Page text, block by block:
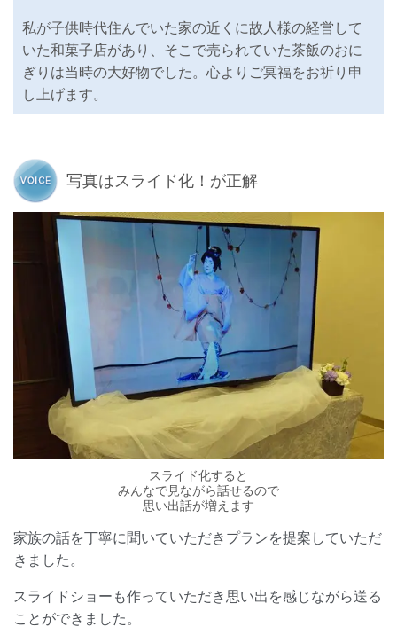
私が子供時代住んでいた家の近くに故人様の経営して
いた和菓子店があり、そこで売られていた茶飯のおに
ぎりは当時の大好物でした。心よりご冥福をお祈り申
し上げます。
写真はスライド化！が正解
スライド化すると
みんなで見ながら話せるので
思い出話が増えます
家族の話を丁寧に聞いていただきプランを提案していただ
きました。
スライドショーも作っていただき思い出を感じながら送る
ことができました。